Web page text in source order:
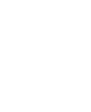
Udara
Dalam
(KPDN).